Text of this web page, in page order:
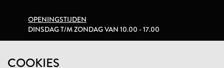
COOKIES
OPENINGSTIJDEN
DINSDAG T/M ZONDAG VAN 10.00 - 17.00